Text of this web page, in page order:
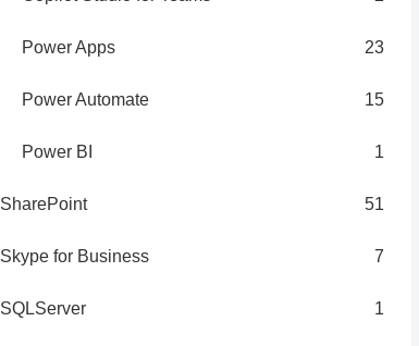
Power Apps 23
Power Automate 15
Power BI 1
SharePoint 51
Skype for Business 7
SQLServer 1